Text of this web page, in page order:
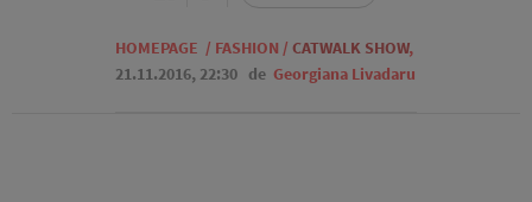
HOMEPAGE / FASHION / CATWALK SHOW,
21.11.2016, 22:30 de Georgiana Livadaru